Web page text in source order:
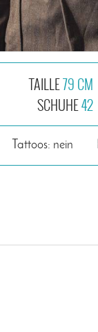
TAILLE79 CM
SCHUHE42
Tattoos: nein